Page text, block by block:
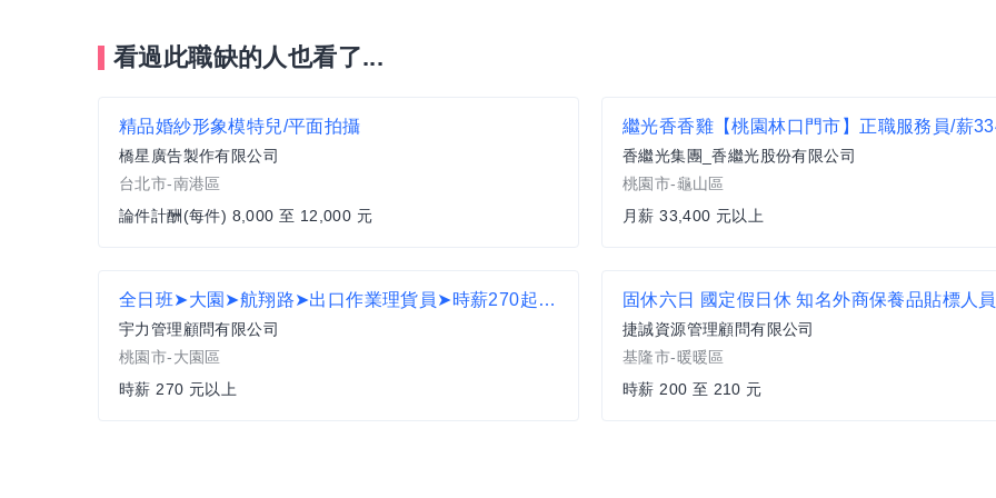
看過此職缺的人也看了...
精品婚紗形象模特兒/平面拍攝
橋星廣告製作有限公司
台北市-南港區
論件計酬(每件) 8,000 至 12,000 元
繼光香香雞【桃園林口門市】正職服務員/薪
香繼光集團_香繼光股份有限公司
桃園市-龜山區
月薪 33,400 元以上
全日班➤大園➤航翔路➤出口作業理貨員➤時薪270起➤會搬重物➤可日領AY
宇力管理顧問有限公司
桃園市-大園區
時薪 270 元以上
固休六日 國定假日休 知名外商保養品貼標人員
捷誠資源管理顧問有限公司
基隆市-暖暖區
時薪 200 至 210 元